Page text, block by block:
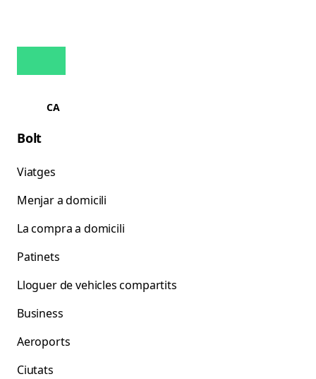
CA
Bolt
Viatges
Menjar a domicili
La compra a domicili
Patinets
Lloguer de vehicles compartits
Business
Aeroports
Ciutats